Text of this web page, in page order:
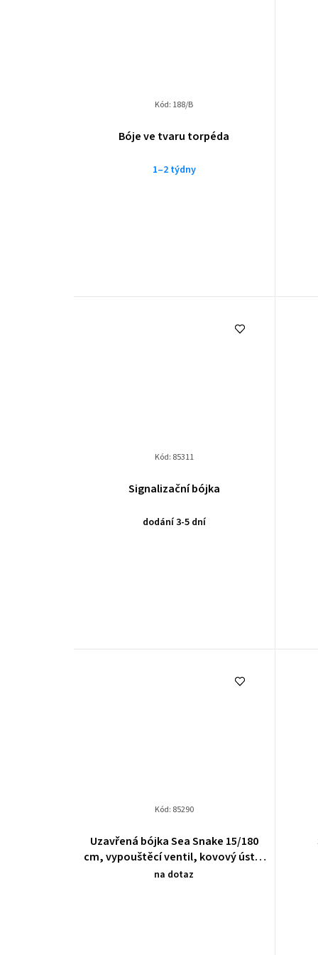
Bóje ve tvaru torpéda
1–2 týdny
Kód: 188/B
Signalizační bójka
dodání 3-5 dní
Kód: 85311
Uzavřená bójka Sea Snake 15/180
cm, vypouštěcí ventil, kovový ústní
ventil
na dotaz
Kód: 85290